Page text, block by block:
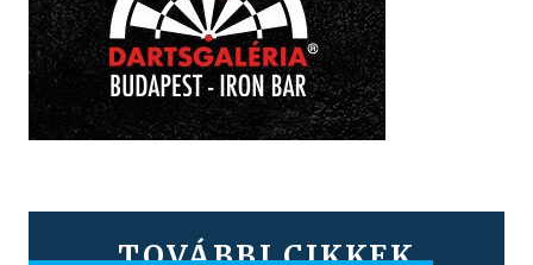
TOVÁBBI CIKKEK